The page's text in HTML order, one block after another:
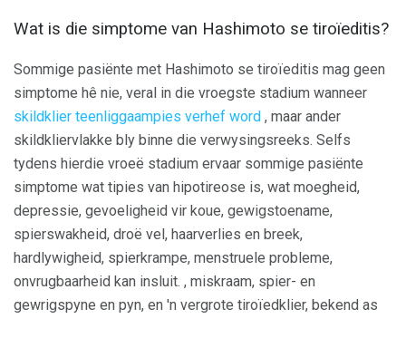
Wat is die simptome van Hashimoto se tiroïeditis?
Sommige pasiënte met Hashimoto se tiroïeditis mag geen
simptome hê nie, veral in die vroegste stadium wanneer
skildklier teenliggaampies verhef word , maar ander
skildkliervlakke bly binne die verwysingsreeks. Selfs
tydens hierdie vroeë stadium ervaar sommige pasiënte
simptome wat tipies van hipotireose is, wat moegheid,
depressie, gevoeligheid vir koue, gewigstoename,
spierswakheid, droë vel, haarverlies en breek,
hardlywigheid, spierkrampe, menstruele probleme,
onvrugbaarheid kan insluit. , miskraam, spier- en
gewrigspyne en pyn, en 'n vergrote tiroïedklier, bekend as